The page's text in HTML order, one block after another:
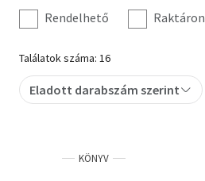
Irodalom
Művészet
Szakkönyv
Tankönyv, segédkönyv
szűrés
Rendelhető
Raktáron
Találatok száma: 16
Eladott darabszám szerint
KÖNYV